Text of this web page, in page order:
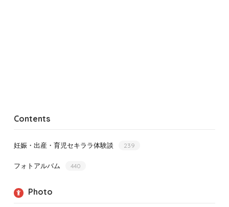
Contents
妊娠・出産・育児セキララ体験談 239
フォトアルバム 440
Photo